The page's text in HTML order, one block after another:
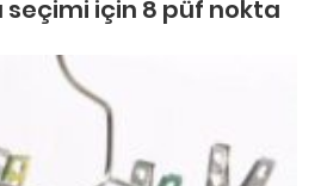
seçimi için 8 püf nokta